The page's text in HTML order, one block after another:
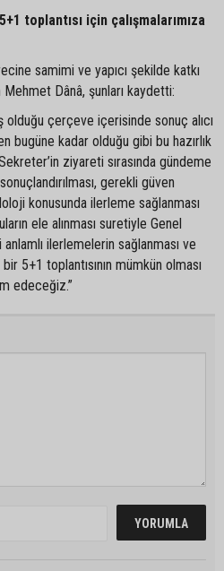
toplantısı için çalışmalarımıza
samimi ve yapıcı şekilde katkı
Dânâ, şunları kaydetti:
olduğu çerçeve içerisinde sonuç alıcı
bugüne kadar olduğu gibi bu hazırlık
ziyareti sırasında gündeme
gerekli güven
konusunda ilerleme sağlanması
ele alınması suretiyle Genel
ilerlemelerin sağlanması ve
5+1 toplantısının mümkün olması
edeceğiz.”